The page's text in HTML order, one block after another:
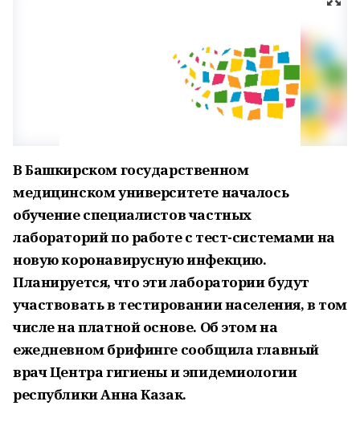
В Башкирском государственном
медицинском университете началось
обучение специалистов частных
лабораторий по работе с тест-системами на
новую коронавирусную инфекцию.
Планируется, что эти лаборатории будут
участвовать в тестировании населения, в том
числе на платной основе. Об этом на
ежедневном брифинге сообщила главный
врач Центра гигиены и эпидемиологии
республики Анна Казак.